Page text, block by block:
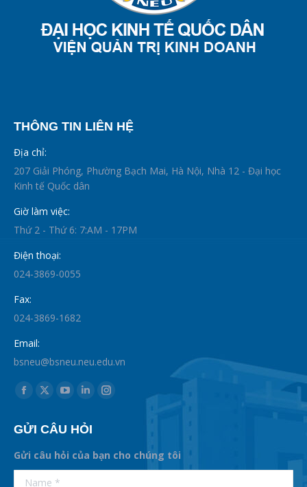
THÔNG TIN LIÊN HỆ
Địa chỉ:
207 Giải Phóng, Phường Bạch Mai, Hà Nội, Nhà 12 - Đại học
Kinh tế Quốc dân
Giờ làm việc:
Thứ 2 - Thứ 6: 7:AM - 17PM
Điện thoại:
024-3869-0055
Fax:
024-3869-1682
Email:
bsneu@bsneu.neu.edu.vn
Find us on:
Facebook
opens
in
new
X
opens
in
new
YouTube
opens
in
new
Linkedin
opens
in
new
Instagram
in
new
GỬI CÂU HỎI
Gửi câu hỏi của bạn cho chúng tôi
supertotobet
Name *